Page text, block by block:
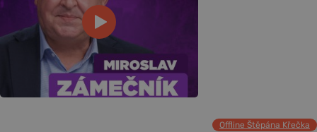
Offline Štěpána Křečka